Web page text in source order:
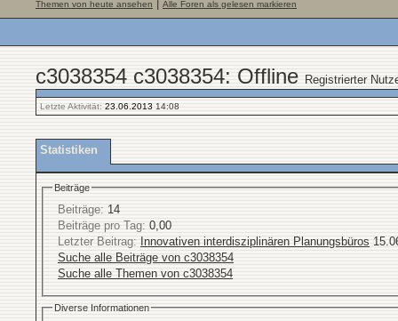
Themen von heute ansehen Alle Foren als gelesen markieren
c3038354 c3038354: Offline Registrierter
Letzte Aktivität: 23.06.2013 14:08
Statistiken
Beiträge
Beiträge: 14
Beiträge pro Tag: 0,00
Letzter Beitrag: Innovativen interdisziplinären Planungsbüros
Suche alle Beiträge von c3038354
Suche alle Themen von c3038354
Diverse Informationen